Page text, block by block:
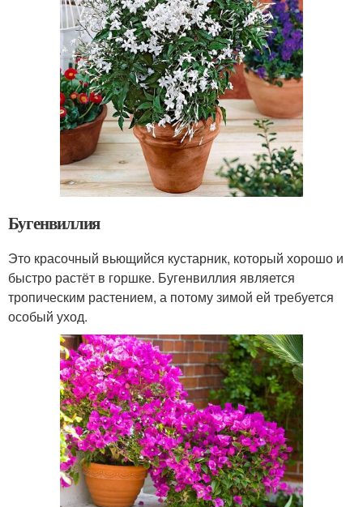
Бугенвиллия
Это красочный вьющийся кустарник, который хорошо и
быстро растёт в горшке. Бугенвиллия является
тропическим растением, а потому зимой ей требуется
особый уход.